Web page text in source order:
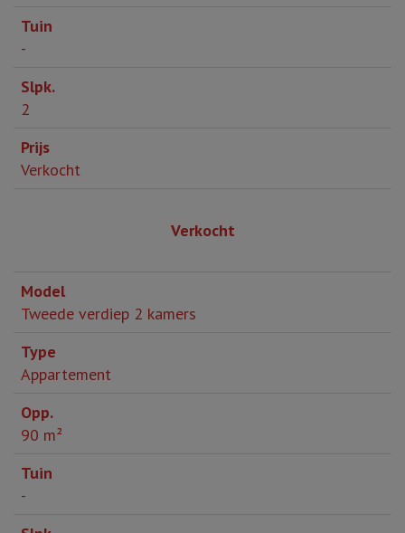
-
2
Verkocht
Verkocht
Tweede verdiep 2 kamers
Appartement
90 m²
-